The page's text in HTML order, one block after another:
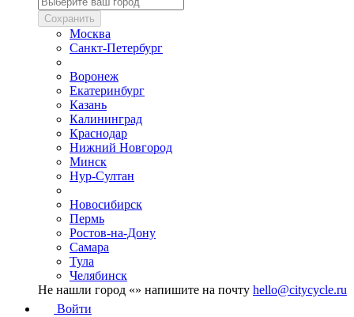
Сохранить
Москва
Санкт-Петербург
Воронеж
Екатеринбург
Казань
Калининград
Краснодар
Нижний Новгород
Минск
Нур-Султан
Новосибирск
Пермь
Ростов-на-Дону
Самара
Тула
Челябинск
Не нашли город «» напишите на почту hello@citycycle.ru
Войти